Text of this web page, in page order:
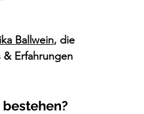
Ballwein, die
& Erfahrungen